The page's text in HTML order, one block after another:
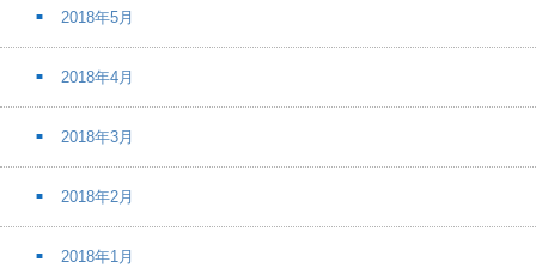
2018年5月
2018年4月
2018年3月
2018年2月
2018年1月